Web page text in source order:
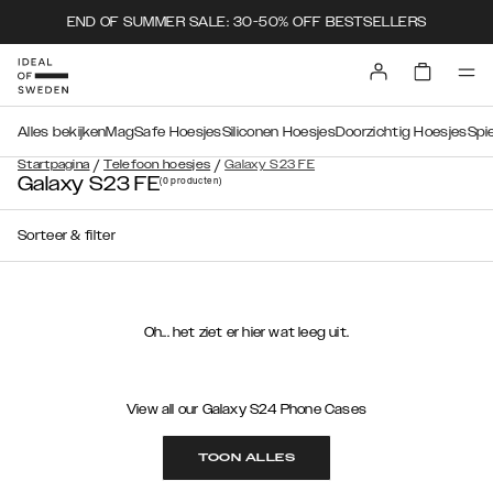
END OF SUMMER SALE: 30-50% OFF BESTSELLERS
Startpagina / Telefoon hoesjes / Galaxy S23 FE
Alles bekijkenMagSafe HoesjesSiliconen HoesjesDoorzichtig Hoesjes
Galaxy S23 FE(0producten)
Sorteer & filter
Oh... het ziet er hier wat leeg uit.
View all our Galaxy S24 Phone Cases
TOON ALLES